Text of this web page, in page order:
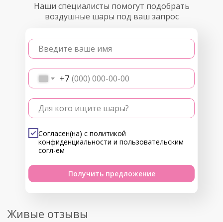
Наши специалисты помогут подобрать
воздушные шары под ваш запрос
Введите ваше имя
+7
Для кого ищите шары?
Согласен(на) с политикой
конфиденциальности и пользовательским
согл-ем
Получить предложение
Живые отзывы